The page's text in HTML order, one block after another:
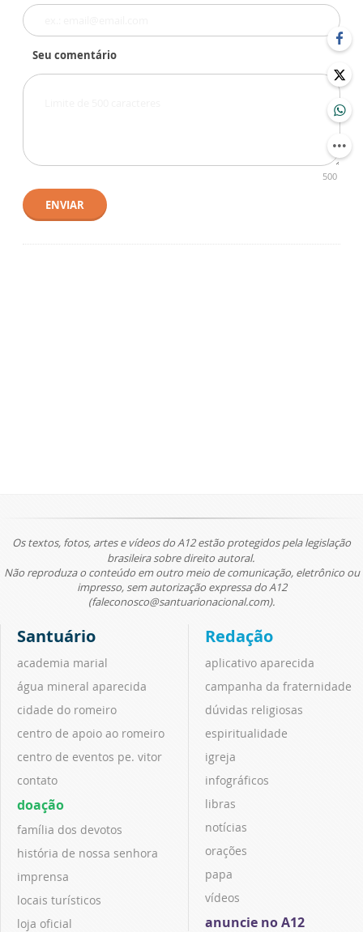
Seu comentário
500
ENVIAR
Os textos, fotos, artes e vídeos do A12 estão protegidos pela legislação
brasileira sobre direito autoral.
Não reproduza o conteúdo em outro meio de comunicação, eletrônico ou
impresso, sem autorização expressa do A12
(faleconosco@santuarionacional.com).
Santuário
academia marial
água mineral aparecida
cidade do romeiro
centro de apoio ao romeiro
centro de eventos pe. vitor
contato
doação
família dos devotos
história de nossa senhora
imprensa
locais turísticos
loja oficial
Redação
aplicativo aparecida
campanha da fraternidade
dúvidas religiosas
espiritualidade
igreja
infográficos
libras
notícias
orações
papa
vídeos
anuncie no A12